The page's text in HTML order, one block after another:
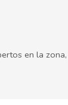
en la